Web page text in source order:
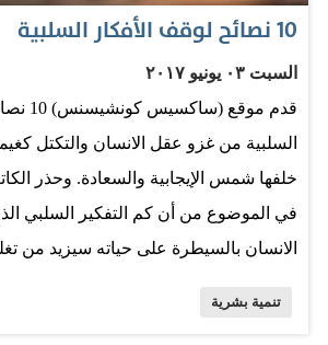
تولى منصبه من أجل إدخال تجديدات
قد يكون مُكلفاً من الأصل بمهمة تقليص عدد
الشركة. على كل الأحوال، يتوجب عليك أن
العلاقات مع مديريك علامة مقلقة تدعوك
مكان آخر للعمل فيه.…
10 نصائح لوقف الأفكار السلبية
السبت ٠٣ يونيو ٢٠١٧
قدم موقع
السلبية من غزو عقل الانسان والتكتل
خلفها شمس الإيجابية والسعادة. وحذر
في الموضوع من أن كم التفكير السلبي
الانسان بالسيطرة على حياته سيزيد من
تنمية بشرية